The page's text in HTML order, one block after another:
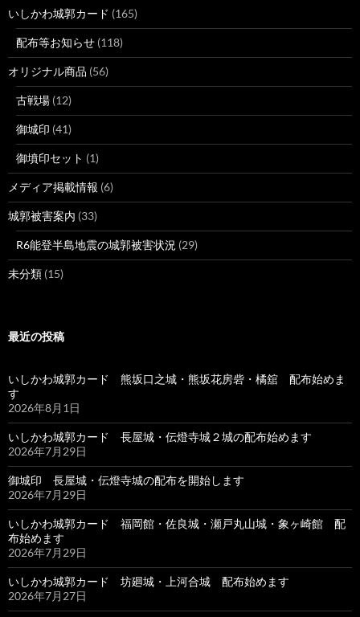
いしかわ城郭カード (165)
配布等お知らせ (118)
オリジナル商品 (56)
古戦場 (12)
御城印 (41)
御墳印セット (1)
メディア掲載情報 (6)
城郭被害案内 (33)
R6能登半島地震の城郭被害状況 (29)
未分類 (15)
最近の投稿
いしかわ城郭カード 熊坂口之城・熊坂花房砦・橘舘 配布始めま
す
2026年8月1日
いしかわ城郭カード 長屋城・伝燈寺城２城の配布始めます
2026年7月29日
御城印 長屋城・伝燈寺城の配布を開始します
2026年7月29日
いしかわ城郭カード 福岡館・佐良城・瀬戸丸山城・象ヶ崎館 配
布始めます
2026年7月29日
いしかわ城郭カード 坊廻城・上河合城 配布始めます
2026年7月27日